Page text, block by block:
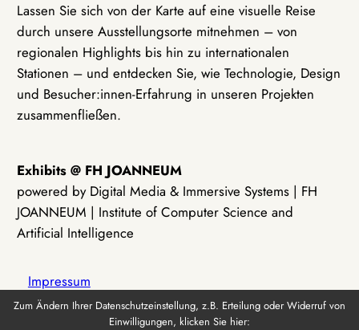
Lassen Sie sich von der Karte auf eine visuelle Reise
durch unsere Ausstellungsorte mitnehmen – von
regionalen Highlights bis hin zu internationalen
Stationen – und entdecken Sie, wie Technologie, Design
und Besucher:innen-Erfahrung in unseren Projekten
zusammenfließen.
Exhibits @ FH JOANNEUM
powered by Digital Media & Immersive Systems | FH
JOANNEUM | Institute of Computer Science and
Artificial Intelligence
Impressum
Zum Ändern Ihrer Datenschutzeinstellung, z.B. Erteilung oder Widerruf von
Einwilligungen, klicken Sie hier: